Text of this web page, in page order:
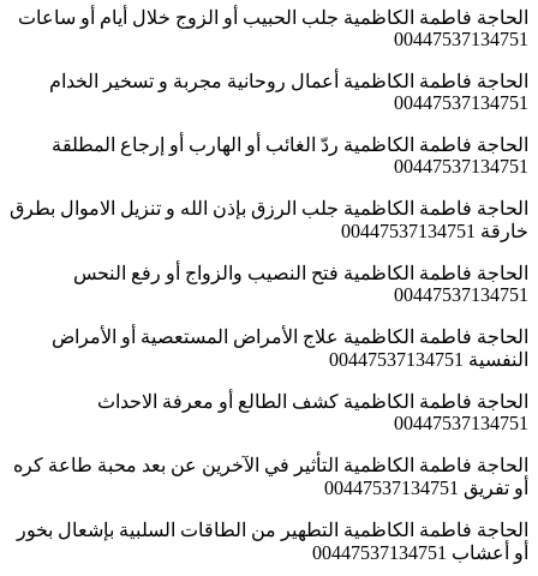
الحاجة فاطمة الكاظمية جلب الحبيب أو الزوج خلال أيام أو ساعات
00447537134751
الحاجة فاطمة الكاظمية أعمال روحانية مجربة و تسخير الخدام
00447537134751
الحاجة فاطمة الكاظمية ردّ الغائب أو الهارب أو إرجاع المطلقة
00447537134751
الحاجة فاطمة الكاظمية جلب الرزق بإذن الله و تنزيل الاموال بطرق
خارقة 00447537134751
الحاجة فاطمة الكاظمية فتح النصيب والزواج أو رفع النحس
00447537134751
الحاجة فاطمة الكاظمية علاج الأمراض المستعصية أو الأمراض
النفسية 00447537134751
الحاجة فاطمة الكاظمية كشف الطالع أو معرفة الاحداث
00447537134751
الحاجة فاطمة الكاظمية التأثير في الآخرين عن بعد محبة طاعة كره
أو تفريق 00447537134751
الحاجة فاطمة الكاظمية التطهير من الطاقات السلبية بإشعال بخور
أو أعشاب 00447537134751